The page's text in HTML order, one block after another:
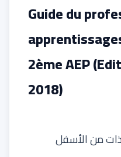
Guide du
2ème AEP
2018)